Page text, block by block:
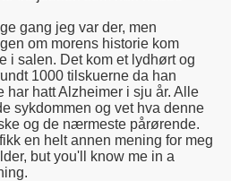
gang jeg var der, men
om morens historie kom
i salen. Det kom et lydhørt og
1000 tilskuerne da han
har hatt Alzheimer i sju år. Alle
sykdommen og vet hva denne
og de nærmeste pårørende.
en helt annen mening for meg
but you'll know me in a